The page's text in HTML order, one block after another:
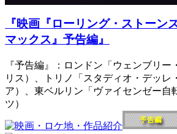
『映画『ローリング・ストーン
マックス』予告編』
『予告編』：ロンドン「ウェンブリ
リス）、トリノ「スタディオ・デッレ
ア）、東ベルリン「ヴァイセンゼー自
ツ）